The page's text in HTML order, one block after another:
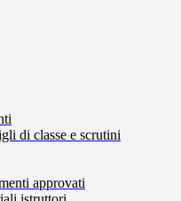
di classe e scrutini
approvati